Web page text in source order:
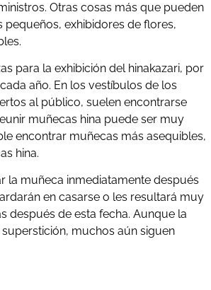
Otras cosas más que pueden
exhibidores de flores,
para la exhibición del hinakazari, por
año. En los vestíbulos de los
al público, suelen encontrarse
muñecas hina puede ser muy
encontrar muñecas más asequibles,
hina.
la muñeca inmediatamente después
en casarse o les resultará muy
después de esta fecha. Aunque la
muchos aún siguen